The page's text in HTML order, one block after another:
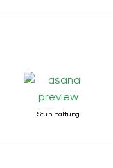
Stuhlhaltung